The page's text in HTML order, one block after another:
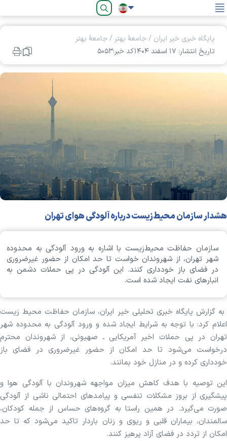
فارسی
پایگاه خبری خیر ایران /جامعۀ بهتر /جامعۀ بهتر
تاریخ انتشار: ۱۷ اسفند ۱۴۰۴
کد خبر:۵۰۵۳
هشدار سازمان محیط‌زیست درباره آلودگی هوای تهران
سازمان حفاظت محیط‌زیست با اشاره به ورود آلودگی به محدوده
شهر تهران، از شهروندان خواست تا حد امکان از حضور غیرضروری
در فضای باز خودداری کنند. این آلودگی در پی حملات دشمن به
انبارهای نفت ایجاد شده است.
به گزارش پایگاه خبری تحلیلی خیر ایران، سازمان حفاظت محیط زیست
اعلام کرد: با توجه به شرایط ایجاد شده و ورود آلودگی به محدوده شهر
تهران در پی حملات اخیر آمریکایی ـ صهیونی، از شهروندان محترم
درخواست می‌شود تا حد امکان از حضور غیرضروری در فضای باز
خودداری کرده و در منازل خود بمانند.
این توصیه با هدف کاهش میزان مواجهه شهروندان با آلودگی هوا و
پیشگیری از بروز مشکلات تنفسی و پیامدهای احتمالی ناشی از آلودگی
صورت می‌گیرد. در همین راستا به گروه‌های حساس از جمله کودکان،
سالمندان، بیماران قلبی و ریوی و زنان باردار تاکید می‌شود که تا حد
امکان از تردد در فضای آزاد پرهیز کنند.